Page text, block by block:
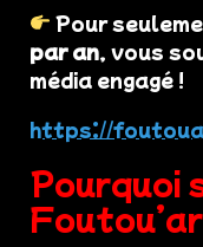
Pour
par an, vous
média engagé !
https://
Pourquoi